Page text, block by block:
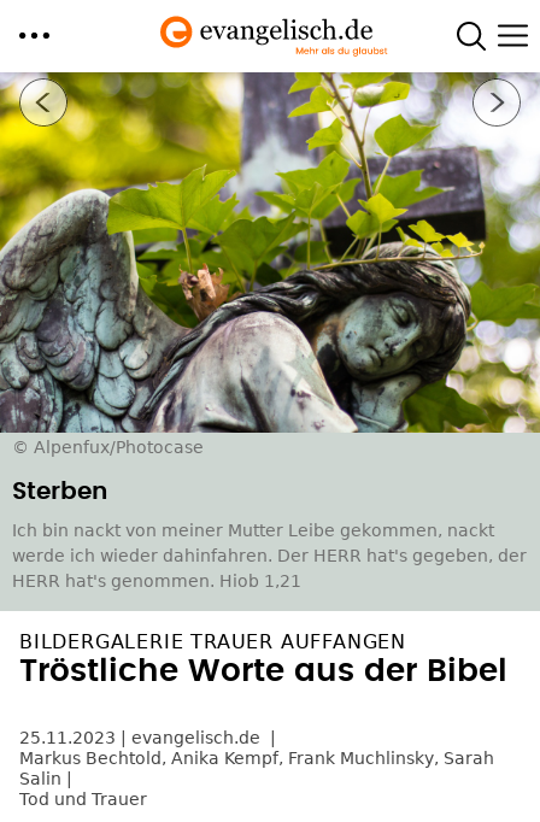
Direkt
zum
Inhalt
Nächstes Bild
© Alpenfux/Photocase
Sterben
Ich bin nackt von meiner Mutter Leibe gekommen, nackt
werde ich wieder dahinfahren. Der HERR hat's gegeben, der
HERR hat's genommen. Hiob 1,21
BILDERGALERIE TRAUER AUFFANGEN
Tröstliche Worte aus der Bibel
25.11.2023
evangelisch.de
Markus Bechtold, Anika Kempf, Frank Muchlinsky, Sarah
Salin
Tod und Trauer